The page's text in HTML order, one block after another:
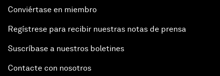
Conviértase en miembro
Regístrese para recibir nuestras notas de prensa
Suscríbase a nuestros boletines
Contacte con nosotros